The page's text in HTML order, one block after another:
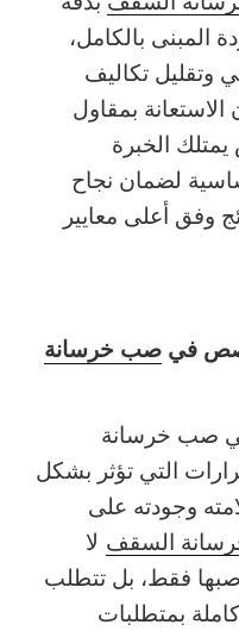
المبنى بالكامل،
وتقليل تكاليف
الاستعانة بمقاول
الخبرة
لضمان نجاح
وفق أعلى معايير
في صب خرسانة
صب خرسانة
التي تؤثر بشكل
وجودته على
السقف لا
فقط، بل تتطلب
بمتطلبات